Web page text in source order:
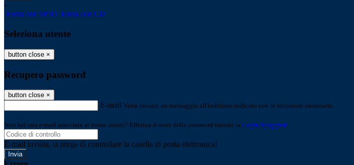
-
Entra con SPID Entra con CIE
Seleziona utente
button close ×
Recupero password
button close ×
E-mail Verrà inviato un messaggio all'indirizzo indicato con le istruzioni necessarie.
Non hai una e-mail associata al nome utente? Effettua il reset della password tramite la Login Spaggiari
E-mail inviata, si prega di controllare la casella di posta elettronica!